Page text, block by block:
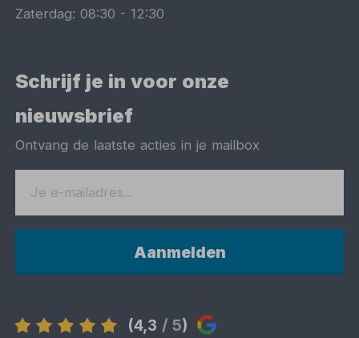
Zaterdag:08:30 -12:30
Schrijf je in voor onze
nieuwsbrief
Ontvang de laatste acties in je mailbox
Aanmelden
(4,3 / 5)